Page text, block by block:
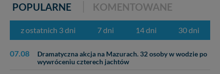
POPULARNE KOMENTOWANE
z ostatnich 3 dni 7 dni 14 dni 30 dni
07.08
Dramatyczna akcja na Mazurach. 32 osoby w wodzie po
wywróceniu czterech jachtów